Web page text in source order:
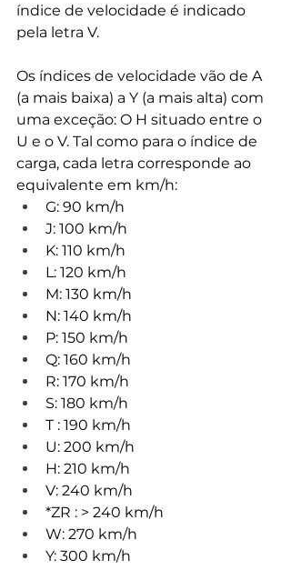
índice de velocidade é indicado
pela letra V.
Os índices de velocidade vão de A
(a mais baixa) a Y (a mais alta) com
uma exceção: O H situado entre o
U e o V. Tal como para o índice de
carga, cada letra corresponde ao
equivalente em km/h:
G: 90 km/h
J: 100 km/h
K: 110 km/h
L: 120 km/h
M: 130 km/h
N: 140 km/h
P: 150 km/h
Q: 160 km/h
R: 170 km/h
S: 180 km/h
T : 190 km/h
U: 200 km/h
H: 210 km/h
V: 240 km/h
*ZR : > 240 km/h
W: 270 km/h
Y: 300 km/h